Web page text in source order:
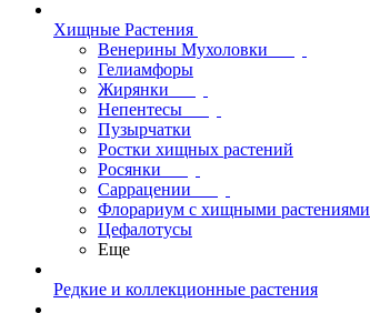
Хищные Растения
Венерины Мухоловки
Гелиамфоры
Жирянки
Непентесы
Пузырчатки
Ростки хищных растений
Росянки
Саррацении
Флорариум с хищными растениями
Цефалотусы
Еще
Редкие и коллекционные растения